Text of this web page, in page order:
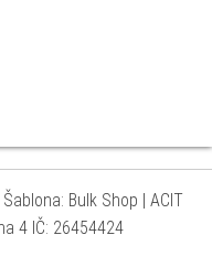
Šablona: Bulk Shop | ACIT
4 IČ: 26454424